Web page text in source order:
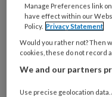
10 APRIL 2024
Manage Preferences link
have effect within our
Policy. Privacy Statement
Would you rather not? Then
cookies, these do not record
We and our partners
Use precise geolocation